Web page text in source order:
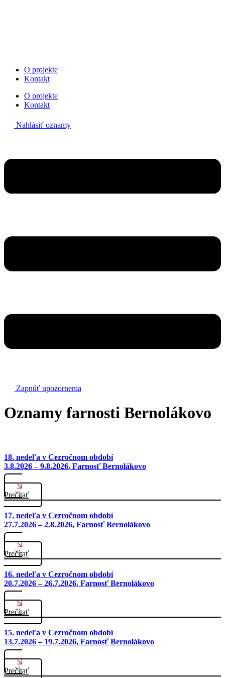
O projekte
Kontakt
O projekte
Kontakt
Nahlásiť oznamy
Zapnúť upozornenia
Oznamy farnosti Bernolákovo
18. nedeľa v Cezročnom období
3.8.2026 – 9.8.2026, Farnosť Bernolákovo
Prečítať
17. nedeľa v Cezročnom období
27.7.2026 – 2.8.2026, Farnosť Bernolákovo
Prečítať
16. nedeľa v Cezročnom období
20.7.2026 – 26.7.2026, Farnosť Bernolákovo
Prečítať
15. nedeľa v Cezročnom období
13.7.2026 – 19.7.2026, Farnosť Bernolákovo
Prečítať